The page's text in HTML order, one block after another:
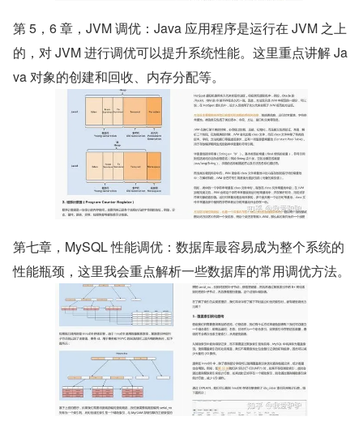
第 5，6 章，JVM 调优：Java 应用程序是运行在 JVM 之上
的，对 JVM 进行调优可以提升系统性能。这里重点讲解 Ja
va 对象的创建和回收、内存分配等。
第七章，MySQL 性能调优：数据库最容易成为整个系统的
性能瓶颈，这里我会重点解析一些数据库的常用调优方法。